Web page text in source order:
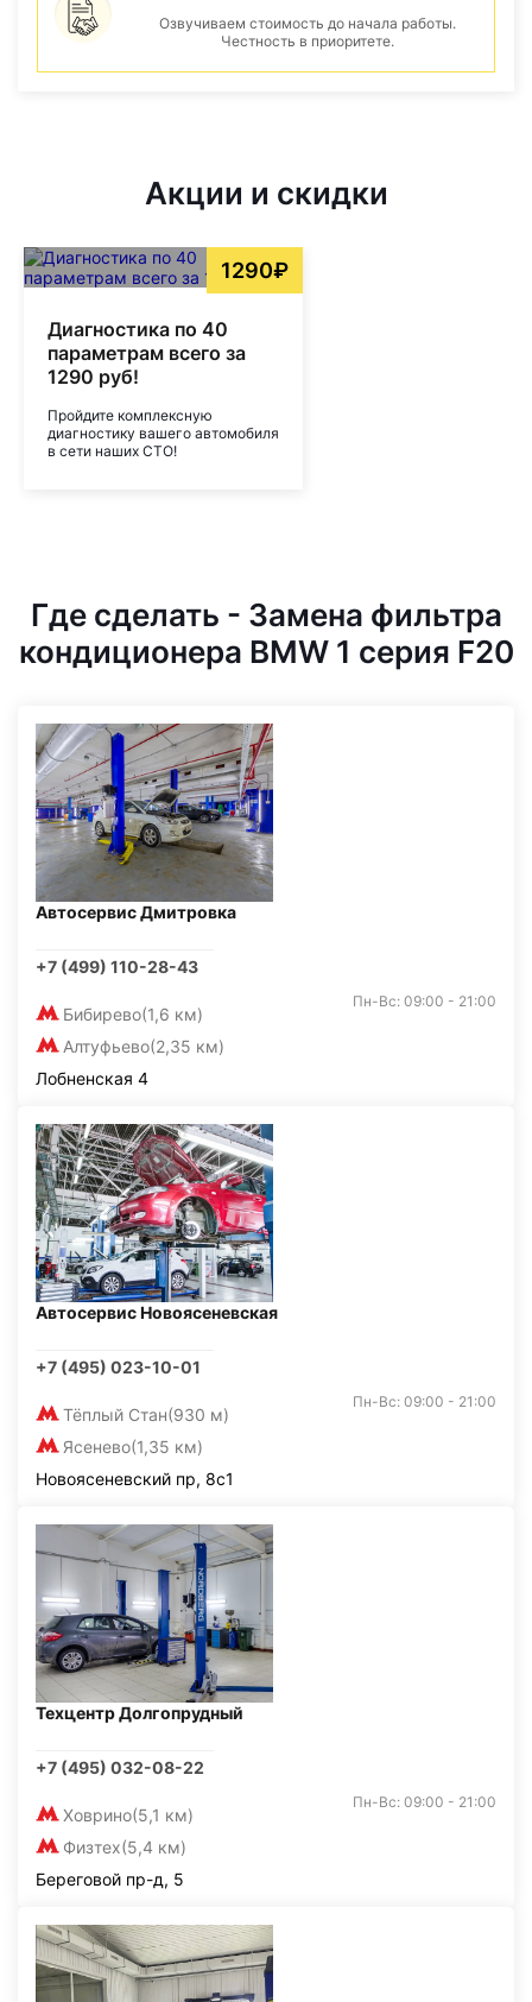
Озвучиваем стоимость до начала работы.
Честность в приоритете.
Акции и скидки
1290₽
Диагностика по 40
параметрам всего за
1290 руб!
Пройдите комплексную
диагностику вашего автомобиля
в сети наших СТО!
Где сделать - Замена фильтра
кондиционера BMW 1 серия F20
Автосервис Дмитровка
+7 (499) 110-28-43
Бибирево(1,6 км)
Алтуфьево(2,35 км)
Пн-Вс: 09:00 - 21:00
Лобненская 4
Автосервис Новоясеневская
+7 (495) 023-10-01
Тёплый Стан(930 м)
Ясенево(1,35 км)
Пн-Вс: 09:00 - 21:00
Новоясеневский пр, 8с1
Техцентр Долгопрудный
+7 (495) 032-08-22
Ховрино(5,1 км)
Физтех(5,4 км)
Пн-Вс: 09:00 - 21:00
Береговой пр-д, 5